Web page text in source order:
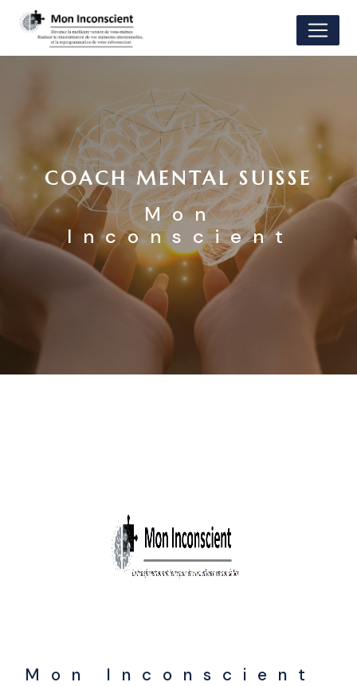
COACH MENTAL SUISSE
Mon
Inconscient
Mon Inconscient
Panneau de gestion des cookies